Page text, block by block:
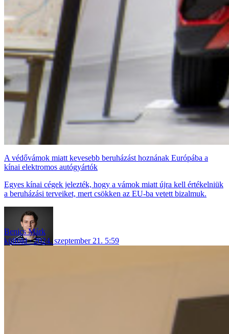
A védővámok miatt kevesebb beruházást hoznának Európába a
kínai elektromos autógyártók
Egyes kínai cégek jelezték, hogy a vámok miatt újra kell értékelniük
a beruházási terveiket, mert csökken az EU-ba vetett bizalmuk.
Benics Márk
külföld
2024. szeptember 21. 5:59